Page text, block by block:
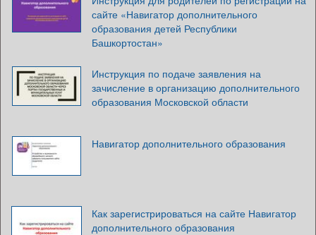
сайте «Навигатор дополнительного
образования детей Республики
Башкортостан»
Инструкция по подаче заявления на
зачисление в организацию дополнительного
образования Московской области
Навигатор дополнительного образования
Как зарегистрироваться на сайте Навигатор
дополнительного образования